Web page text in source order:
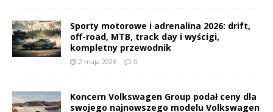
Sporty motorowe i adrenalina 2026: drift,
off-road, MTB, track day i wyścigi,
kompletny przewodnik
2 maja 2026 0
Koncern Volkswagen Group podał ceny dla
swojego najnowszego modelu Volkswagen